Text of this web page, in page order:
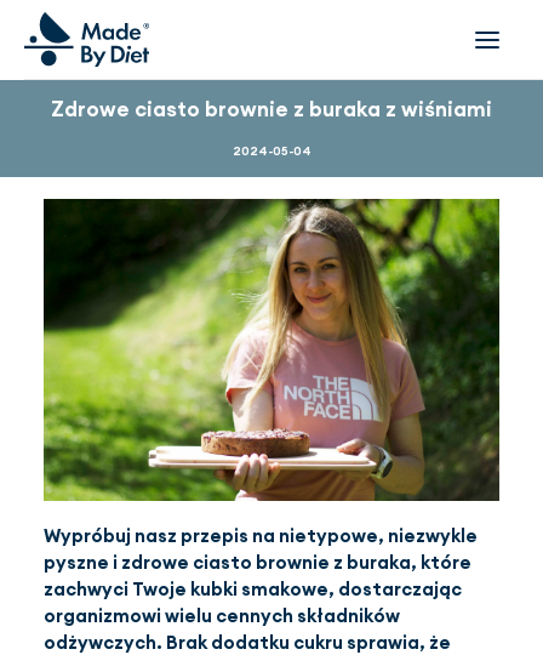
DLA FIRM I ORGANIZACJI
FILMY
INSPIRACJE
ZESPÓŁ
DOŁĄCZ DO NAS
KONTAKT
UMÓW SIĘ NA KONSULTACJĘ
PL(PLN)
Zdrowe ciasto brownie z buraka z wiśniami
2024-05-04
Wypróbuj nasz przepis na nietypowe, niezwykle
pyszne i zdrowe ciasto brownie z buraka, które
zachwyci Twoje kubki smakowe, dostarczając
organizmowi wielu cennych składników
odżywczych. Brak dodatku cukru sprawia, że